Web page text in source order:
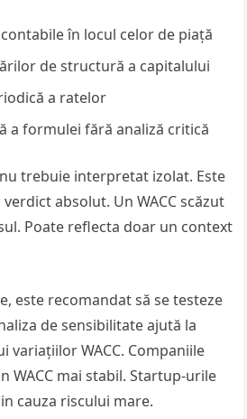
în locul celor de piață
de structură a capitalului
a ratelor
a formulei fără analiză critică
nu trebuie interpretat izolat. Este
absolut. Un WACC scăzut
Poate reflecta doar un context
este recomandat să se testeze
de sensibilitate ajută la
variațiilor WACC. Companiile
WACC mai stabil. Startup-urile
cauza riscului mare.